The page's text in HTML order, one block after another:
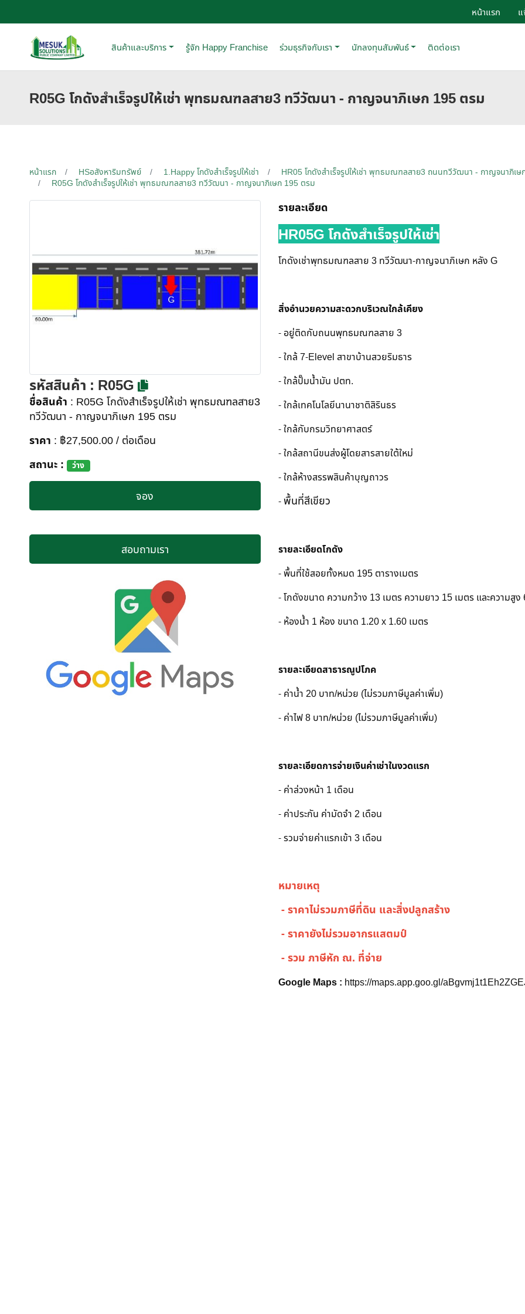
หน้าแรก แ
สินค้าและบริการ รู้จัก Happy Franchise ร่วมธุรกิจกับเรา นักลงทุนสัมพันธ์ ติดต่อเรา
R05G โกดังสำเร็จรูปให้เช่า พุทธมณฑลสาย3 ทวีวัฒนา - กาญจนาภิเษก 195 ตรม
หน้าแรก HSอสังหาริมทรัพย์ 1.Happy โกดังสำเร็จรูปให้เช่า
HR05 โกดังสำเร็จรูปให้เช่า พุทธมณฑลสาย3 ถนนทวีวัฒนา - กาญจนาภิเษ
R05G โกดังสำเร็จรูปให้เช่า พุทธมณฑลสาย3 ทวีวัฒนา - กาญจนาภิเษก 195 ตรม
รหัสสินค้า : R05G
ชื่อสินค้า : R05G โกดังสำเร็จรูปให้เช่า พุทธมณฑลสาย3
ทวีวัฒนา - กาญจนาภิเษก 195 ตรม
ราคา : ฿27,500.00 / ต่อเดือน
สถานะ :
ว่าง
สอบถามเรา
รายละเอียด
HR05G โกดังสำเร็จรูปให้เช่า
โกดังเช่าพุทธมณฑลสาย 3 ทวีวัฒนา-กาญจนาภิเษก หลัง G
สิ่งอำนวยความสะดวกบริเวณใกล้เคียง
- อยู่ติดกับถนนพุทธมณฑลสาย 3
- ใกล้ 7-Elevel สาขาบ้านสวยริมธาร
- ใกล้ปั๊มน้ำมัน ปตท.
- ใกล้เทคโนโลยีนานาชาติสิรินธร
- ใกล้กับกรมวิทยาศาสตร์
- ใกล้สถานีขนส่งผู้โดยสารสายใต้ใหม่
- ใกล้ห้างสรรพสินค้าบุญถาวร
-พื้นที่สีเขียว
รายละเอียดโกดัง
- พื้นที่ใช้สอยทั้งหมด 195 ตารางเมตร
- โกดังขนาด ความกว้าง 13 เมตร ความยาว 15 เมตร และความสูง
- ห้องน้ำ 1 ห้อง ขนาด 1.20 x 1.60 เมตร
รายละเอียดสาธารณูปโภค
- ค่าน้ำ 20 บาท/หน่วย (ไม่รวมภาษีมูลค่าเพิ่ม)
- ค่าไฟ 8 บาท/หน่วย (ไม่รวมภาษีมูลค่าเพิ่ม)
รายละเอียดการจ่ายเงินค่าเช่าในงวดแรก
- ค่าล่วงหน้า 1 เดือน
- ค่าประกัน ค่ามัดจำ 2 เดือน
- รวมจ่ายค่าแรกเข้า 3 เดือน
หมายเหตุ
- ราคาไม่รวมภาษีที่ดิน และสิ่งปลูกสร้าง
- ราคายังไม่รวมอากรแสตมป์
- รวม ภาษีหัก ณ. ที่จ่าย
Google Maps : https://maps.app.goo.gl/